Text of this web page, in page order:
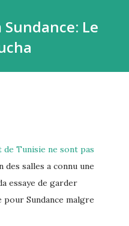
Le
Tunisie ne sont pas
salles a connu une
essaye de garder
Sundance malgre